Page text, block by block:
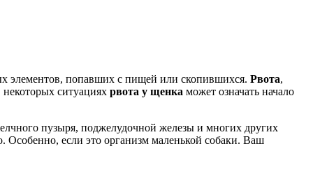
элементов, попавших с пищей или скопившихся. Рвота,
ситуациях рвота у щенка может означать начало
пузыря, поджелудочной железы и многих других
Особенно, если это организм маленькой собаки. Ваш